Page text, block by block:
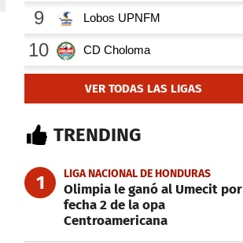
VER TODAS LAS LIGAS
TRENDING
1 LIGA NACIONAL DE HONDURAS
Olimpia le ganó al Umecit
fecha 2 de la opa
Centroamericana